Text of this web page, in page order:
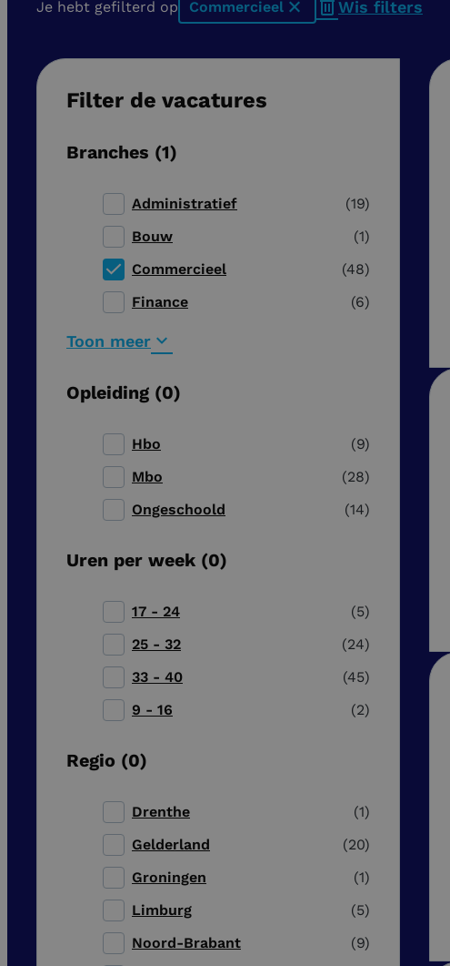
Je hebt gefilterd op Commercieel Wis filters
Filter de vacatures
Branches 1
Administratief
19
Bouw
1
Commercieel
48
Finance
6
Toon meer
Opleiding 0
Hbo
9
Mbo
28
Ongeschoold
14
Uren per week 0
17 - 24
5
25 - 32
24
33 - 40
45
9 - 16
2
Regio 0
Drenthe
1
Gelderland
20
Groningen
1
Limburg
5
Noord-Brabant
9